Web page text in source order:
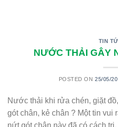
TIN
NƯỚC THẢI GÂY
POSTED ON25/05/
Nước thải khi rửa chén, giặt
gót chân, kẻ chân ? Một tin
nứt gót chân này đã có cách